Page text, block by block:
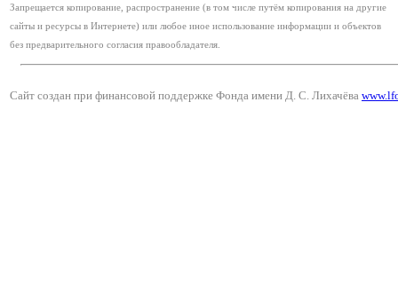
Запрещается копирование, распространение (в том числе путём копирования на другие
сайты и ресурсы в Интернете) или любое иное использование информации и объектов
без предварительного согласия правообладателя.
Сайт создан при финансовой поддержке Фонда имени Д. С. Лихачёва